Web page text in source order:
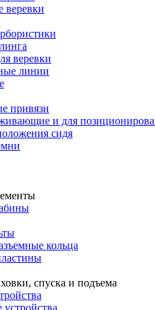
веревки
веревки
линии
привязи
и для
сидя
кольца
спуска и подъема